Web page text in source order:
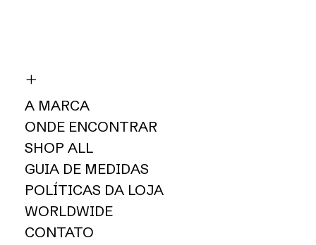
A MARCA
ONDE ENCONTRAR
SHOP ALL
GUIA DE MEDIDAS
POLÍTICAS DA LOJA
WORLDWIDE
CONTATO